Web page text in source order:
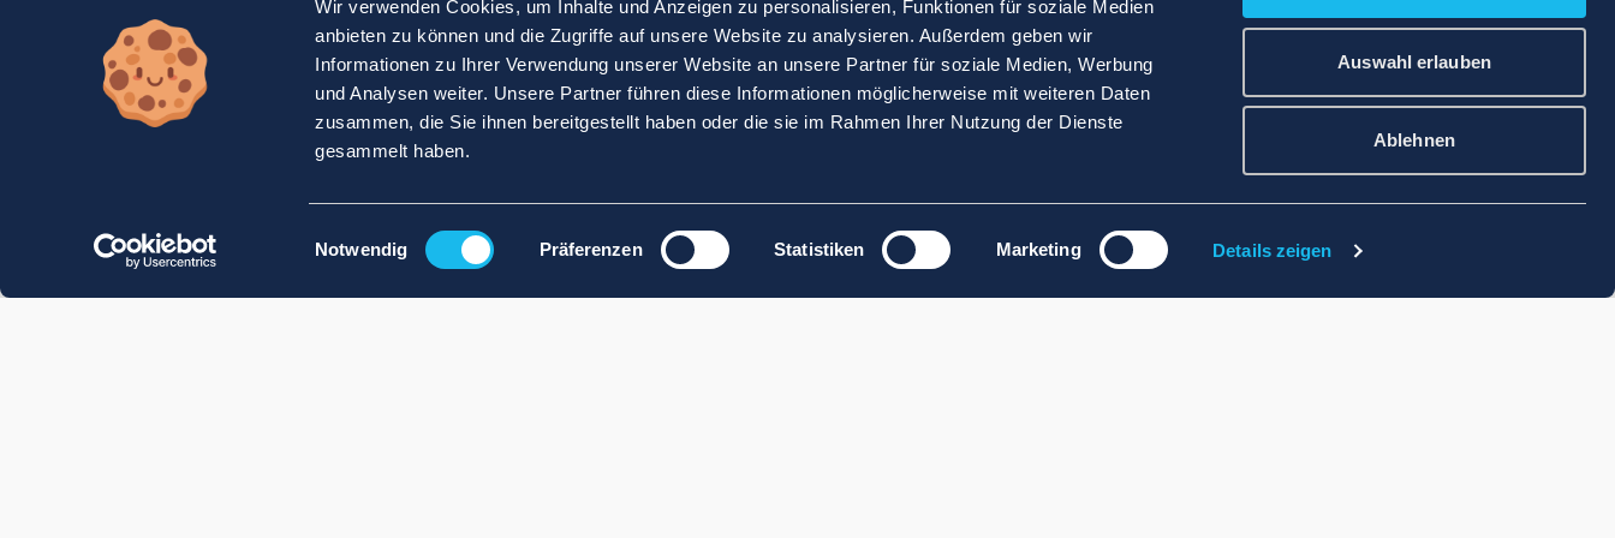
Wir verwenden Cookies, um Inhalte und Anzeigen zu personalisieren, Funktionen für soziale Medien
anbieten zu können und die Zugriffe auf unsere Website zu analysieren. Außerdem geben wir
Informationen zu Ihrer Verwendung unserer Website an unsere Partner für soziale Medien, Werbung
und Analysen weiter. Unsere Partner führen diese Informationen möglicherweise mit weiteren Daten
zusammen, die Sie ihnen bereitgestellt haben oder die sie im Rahmen Ihrer Nutzung der Dienste
gesammelt haben.
Einwilligungsauswahl
Notwendig Präferenzen Statistiken Marketing Details zeigen
Auswahl erlauben
Ablehnen